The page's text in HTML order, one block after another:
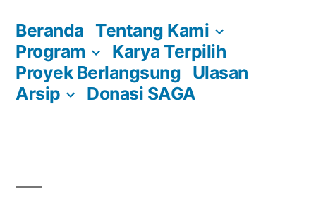
content
Beranda Tentang Kami
Program
Karya Terpilih
Proyek Berlangsung Ulasan
Arsip
Donasi SAGA